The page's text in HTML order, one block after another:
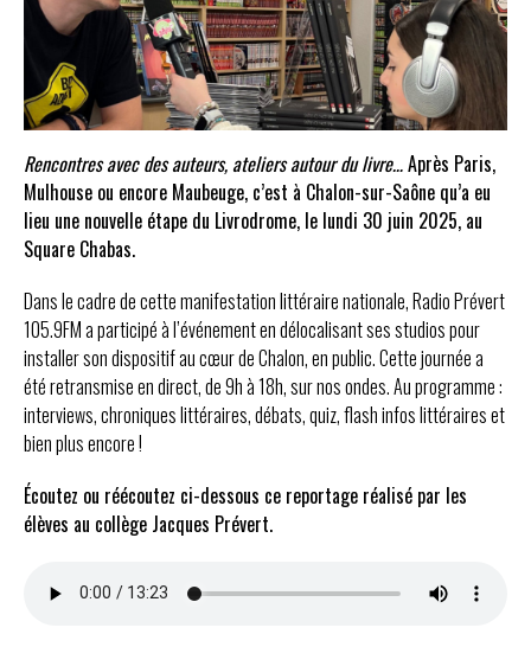
Rencontres avec des auteurs, ateliers autour du livre…Après Paris,
Mulhouse ou encore Maubeuge, c’est à Chalon-sur-Saône qu’a eu
lieu une nouvelle étape du Livrodrome, le lundi 30 juin 2025, au
Square Chabas.
Dans le cadre de cette manifestation littéraire nationale, Radio Prévert
105.9FM a participé à l’événement en délocalisant ses studios pour
installer son dispositif au cœur de Chalon, en public. Cette journée a
été retransmise en direct, de 9h à 18h, sur nos ondes. Au programme :
interviews, chroniques littéraires, débats, quiz, flash infos littéraires et
bien plus encore !
Écoutez ou réécoutez ci-dessous ce reportage réalisé par les
élèves au collège Jacques Prévert.